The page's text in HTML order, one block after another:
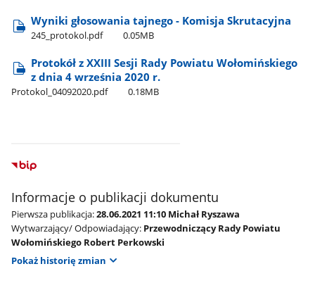
Wyniki głosowania tajnego - Komisja Skrutacyjna
245​_protokol.pdf 0.05MB
Protokół z XXIII Sesji Rady Powiatu Wołomińskiego
z dnia 4 września 2020 r.
Protokol​_04092020.pdf 0.18MB
Informacje o publikacji dokumentu
Pierwsza publikacja:28.06.2021 11:10 Michał Ryszawa
Wytwarzający/ Odpowiadający: Przewodniczący Rady Powiatu
Wołomińskiego Robert Perkowski
Pokaż historię zmian